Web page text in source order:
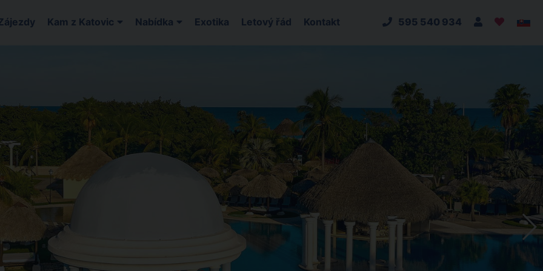
Kam z Katovic Nabídka Exotika Letový řád Kontakt 595 540 934